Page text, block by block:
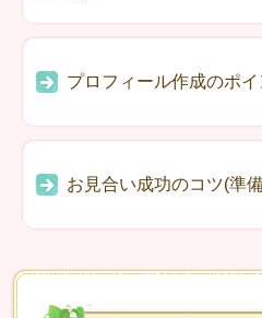
プロフィール作成のポ
お見合い成功のコツ(準